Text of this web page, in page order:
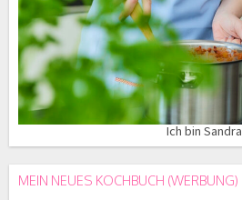
Ich bin Sandra
MEIN NEUES KOCHBUCH (WERBUNG)